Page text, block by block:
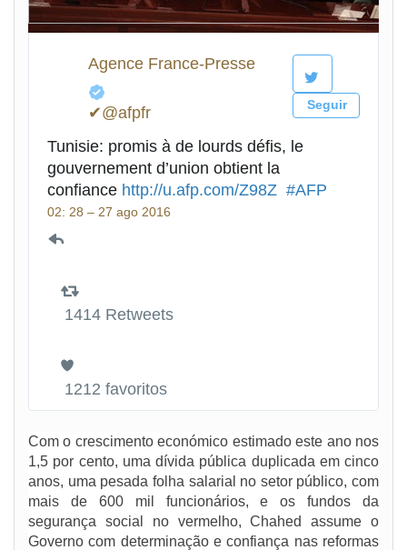
Seguir
Agence France-Presse
✔@afpfr
Tunisie: promis à de lourds défis, le
gouvernement d’union obtient la
confiance http://u.afp.com/Z98Z #AFP
02: 28 – 27 ago 2016
1414 Retweets
1212 favoritos
Com o crescimento económico estimado este ano nos
1,5 por cento, uma dívida pública duplicada em cinco
anos, uma pesada folha salarial no setor público, com
mais de 600 mil funcionários, e os fundos da
segurança social no vermelho, Chahed assume o
Governo com determinação e confiança nas reformas